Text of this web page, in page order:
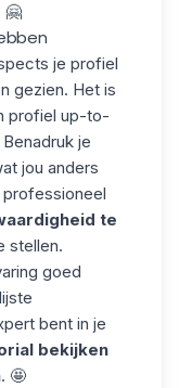
🤗
je profiel
gezien. Het is
profiel up-to-
je
jou anders
professioneel
te
stellen.
goed
bent in je
bekijken
. 🤩